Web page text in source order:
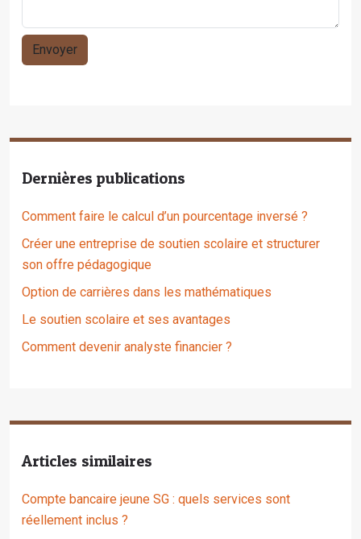
Dernières publications
Comment faire le calcul d’un pourcentage inversé ?
Créer une entreprise de soutien scolaire et structurer
son offre pédagogique
Option de carrières dans les mathématiques
Le soutien scolaire et ses avantages
Comment devenir analyste financier ?
Articles similaires
Compte bancaire jeune SG : quels services sont
réellement inclus ?